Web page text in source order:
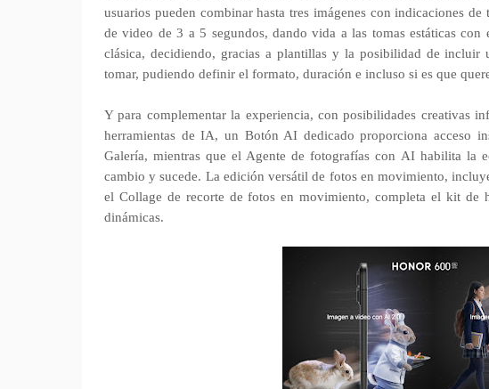
usuarios pueden combinar hasta tres imágenes con indicaciones
de video de 3 a 5 segundos, dando vida a las tomas estáticas
clásica, decidiendo, gracias a plantillas y la posibilidad de
tomar, pudiendo definir el formato, duración e incluso si es que
Y para complementar la experiencia, con posibilidades creativas
herramientas de IA, un Botón AI dedicado proporciona acceso
Galería, mientras que el Agente de fotografías con AI habilita la
cambio y sucede. La edición versátil de fotos en movimiento,
el Collage de recorte de fotos en movimiento, completa el kit de
dinámicas.